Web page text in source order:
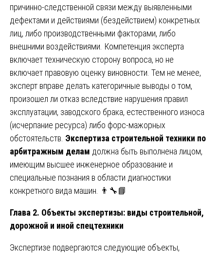
причинно-следственной связи между выявленными
дефектами и действиями (бездействием) конкретных
лиц, либо производственными факторами, либо
внешними воздействиями. Компетенция эксперта
включает техническую сторону вопроса, но не
включает правовую оценку виновности. Тем не менее,
эксперт вправе делать категоричные выводы о том,
произошел ли отказ вследствие нарушения правил
эксплуатации, заводского брака, естественного износа
(исчерпание ресурса) либо форс-мажорных
обстоятельств. Экспертиза строительной техники по
арбитражным делам должна быть выполнена лицом,
имеющим высшее инженерное образование и
специальные познания в области диагностики
конкретного вида машин. 👨🔧📘
Глава 2. Объекты экспертизы: виды строительной,
дорожной и иной спецтехники
Экспертизе подвергаются следующие объекты,